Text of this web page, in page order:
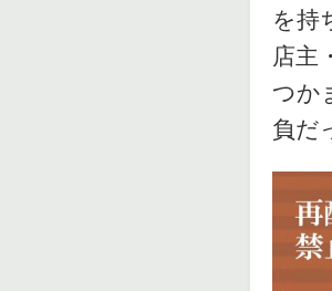
を持
店主
つか
負だ